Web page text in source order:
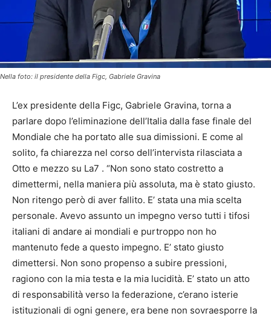
Nella foto: il presidente della Figc, Gabriele Gravina
L’ex presidente della Figc, Gabriele Gravina, torna a
parlare dopo l’eliminazione dell’Italia dalla fase finale del
Mondiale che ha portato alle sua dimissioni. E come al
solito, fa chiarezza nel corso dell’intervista rilasciata a
Otto e mezzo su La7 . “Non sono stato costretto a
dimettermi, nella maniera più assoluta, ma è stato giusto.
Non ritengo però di aver fallito. E’ stata una mia scelta
personale. Avevo assunto un impegno verso tutti i tifosi
italiani di andare ai mondiali e purtroppo non ho
mantenuto fede a questo impegno. E’ stato giusto
dimettersi. Non sono propenso a subire pressioni,
ragiono con la mia testa e la mia lucidità. E’ stato un atto
di responsabilità verso la federazione, c’erano isterie
istituzionali di ogni genere, era bene non sovraesporre la